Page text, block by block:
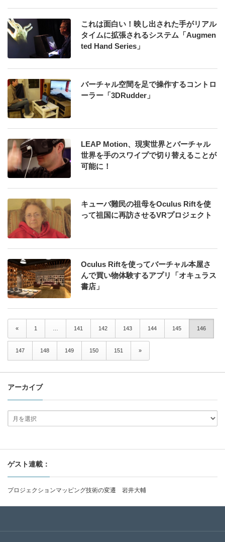
これは面白い！映し出された手がリアル
タイムに拡張されるシステム「Augmen
ted Hand Series」
バーチャル空間を足で操作するコントロ
ーラー「3DRudder」
LEAP Motion、現実世界とバーチャル
世界を手のスワイプで切り替えることが
可能に！
キューバ難民の祖母をOculus Riftを使
って祖国に再訪させるVRプロジェクト
Oculus Riftを使ってバーチャル本屋さ
んで買い物体験するアプリ「オキュラス
書店」
« 1 141 142 143 144 145 146
147 148 149 150 151 »
アーカイブ
ゲスト連載：
プロジェクションマッピング技術の変遷 岩井大輔